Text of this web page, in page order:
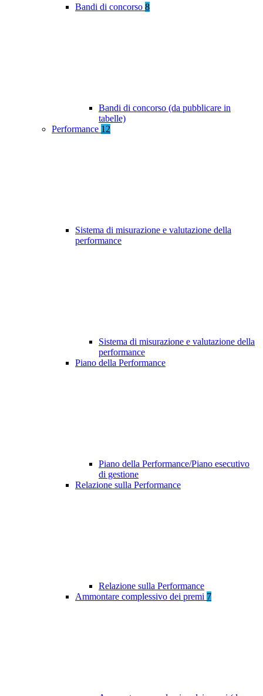
Bandi di concorso 8
Bandi di concorso (da pubblicare in
tabelle)
Performance 12
Sistema di misurazione e valutazione della
performance
Sistema di misurazione e valutazione della
performance
Piano della Performance
Piano della Performance/Piano esecutivo
di gestione
Relazione sulla Performance
Relazione sulla Performance
Ammontare complessivo dei premi 7